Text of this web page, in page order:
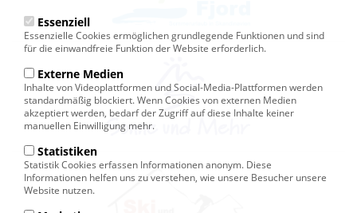
Essenziell
Essenzielle Cookies ermöglichen grundlegende Funktionen und sind
für die einwandfreie Funktion der Website erforderlich.
Externe Medien
Inhalte von Videoplattformen und Social-Media-Plattformen werden
standardmäßig blockiert. Wenn Cookies von externen Medien
akzeptiert werden, bedarf der Zugriff auf diese Inhalte keiner
manuellen Einwilligung mehr.
Statistiken
Statistik Cookies erfassen Informationen anonym. Diese
Informationen helfen uns zu verstehen, wie unsere Besucher unsere
Website nutzen.